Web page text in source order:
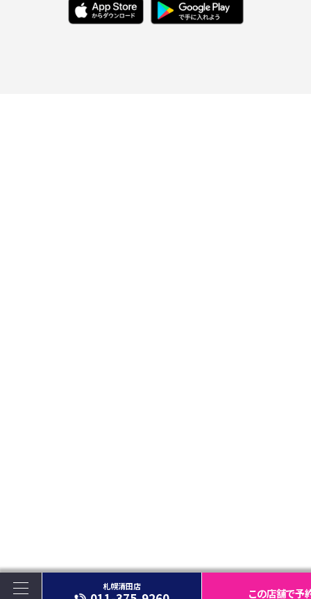
札幌清田店 この店舗で予